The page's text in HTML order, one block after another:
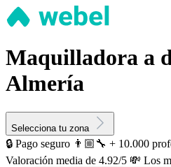
Maquilladora a
Almería
Selecciona tu zona
🔒 Pago seguro 👨🏼‍🔧 + 10.000
Valoración media de 4.92/5 💸 Los